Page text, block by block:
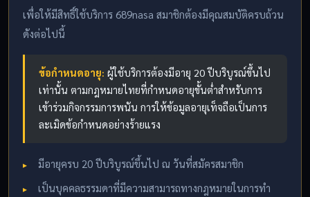
เพื่อให้มีสิทธิ์ใช้บริการ 689nasa สมาชิกต้องมีคุณสมบัติครบถ้วน
ดังต่อไปนี้
ข้อกำหนดอายุ: ผู้ใช้บริการต้องมีอายุ 20 ปีบริบูรณ์ขึ้นไป
เท่านั้น ตามกฎหมายไทยที่กำหนดอายุขั้นต่ำสำหรับการ
เข้าร่วมกิจกรรมการพนัน การให้ข้อมูลอายุเท็จถือเป็นการ
ละเมิดข้อกำหนดอย่างร้ายแรง
มีอายุครบ 20 ปีบริบูรณ์ขึ้นไป ณ วันที่สมัครสมาชิก
เป็นบุคคลธรรมดาที่มีความสามารถทางกฎหมายในการทำ